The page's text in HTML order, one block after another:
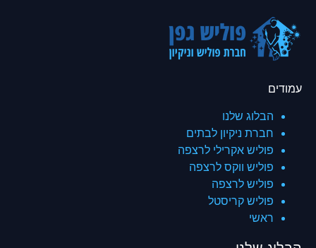
עמודים
הבלוג שלנו
חברת ניקיון לבתים
פוליש אקרילי לרצפה
פוליש ווקס לרצפה
פוליש לרצפה
פוליש קריסטל
ראשי